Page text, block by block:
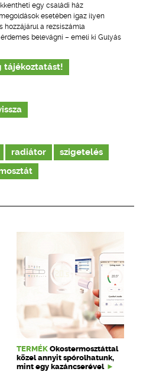
egy családi ház
esetében igaz ilyen
hozzájárul a rezsiszámla
belevágni – emeli ki Gulyás
tájékoztatást!
radiátor
szigetelés
TERMÉK Okostermosztáttal
közel annyit spórolhatunk,
mint egy kazáncserével